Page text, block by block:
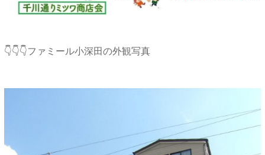
👇👇👇ファミール小深田の外観写真